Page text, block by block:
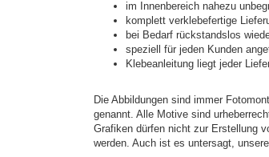
im Innenbereich nahezu
komplett verklebefertige
bei Bedarf rückstandslos
speziell für jeden Kunden
Klebeanleitung liegt jeder
Die Abbildungen sind immer
genannt. Alle Motive sind
Grafiken dürfen nicht zur Erstellung
werden. Auch ist es untersagt,